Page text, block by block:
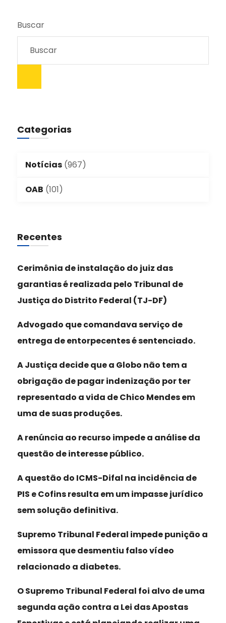
Buscar
Categorias
Notícias(967)
OAB (101)
Recentes
Cerimônia de instalação do juiz das
garantias é realizada pelo Tribunal de
Justiça do Distrito Federal (TJ-DF)
Advogado que comandava serviço de
entrega de entorpecentes é sentenciado.
A Justiça decide que a Globo não tem a
obrigação de pagar indenização por ter
representado a vida de Chico Mendes em
uma de suas produções.
A renúncia ao recurso impede a análise da
questão de interesse público.
A questão do ICMS-Difal na incidência de
PIS e Cofins resulta em um impasse jurídico
sem solução definitiva.
Supremo Tribunal Federal impede punição a
emissora que desmentiu falso vídeo
relacionado a diabetes.
O Supremo Tribunal Federal foi alvo de uma
segunda ação contra a Lei das Apostas